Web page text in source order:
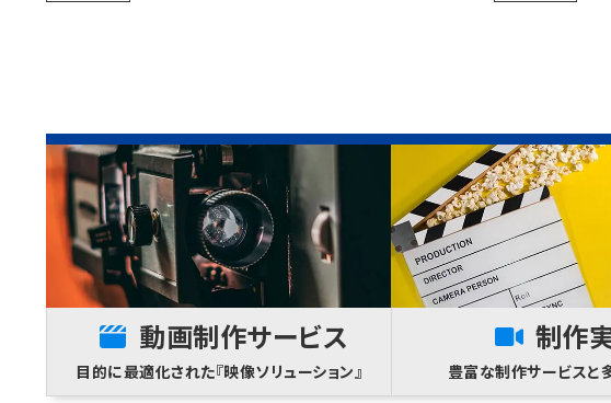
動画制作サービス
目的に最適化された『映像ソリューション』
制作
豊富な制作サービスと